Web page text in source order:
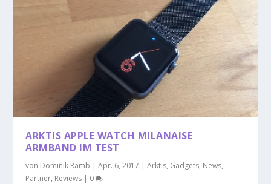
ARKTIS APPLE WATCH MILANAISE
ARMBAND IM TEST
von Dominik Ramb |Apr. 6, 2017 |Arktis, Gadgets, News,
Partner, Reviews | 0